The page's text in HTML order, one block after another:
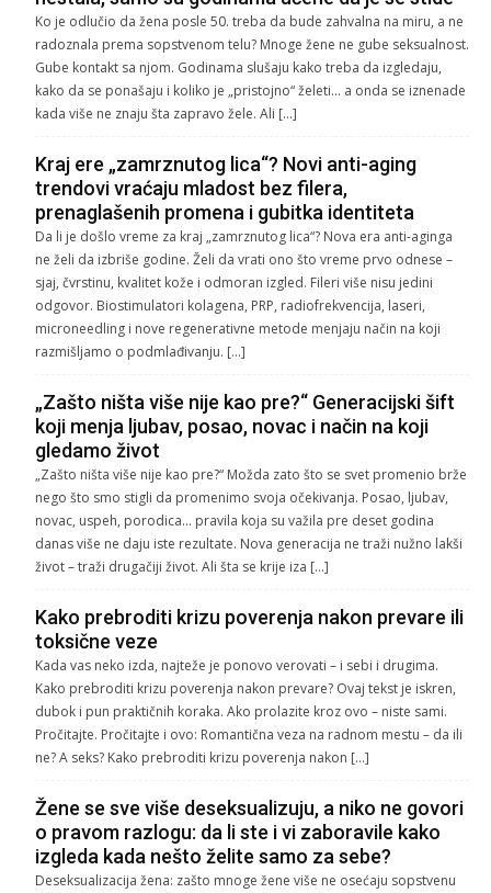
Ko je odlučio da žena posle 50. treba da bude zahvalna na miru, a ne
radoznala prema sopstvenom telu? Mnoge žene ne gube seksualnost.
Gube kontakt sa njom. Godinama slušaju kako treba da izgledaju,
kako da se ponašaju i koliko je „pristojno“ želeti… a onda se iznenade
kada više ne znaju šta zapravo žele. Ali […]
Kraj ere „zamrznutog lica“? Novi anti-aging
trendovi vraćaju mladost bez filera,
prenaglašenih promena i gubitka identiteta
Da li je došlo vreme za kraj „zamrznutog lica“? Nova era anti-aginga
ne želi da izbriše godine. Želi da vrati ono što vreme prvo odnese –
sjaj, čvrstinu, kvalitet kože i odmoran izgled. Fileri više nisu jedini
odgovor. Biostimulatori kolagena, PRP, radiofrekvencija, laseri,
microneedling i nove regenerativne metode menjaju način na koji
razmišljamo o podmlađivanju. […]
„Zašto ništa više nije kao pre?“ Generacijski šift
koji menja ljubav, posao, novac i način na koji
gledamo život
„Zašto ništa više nije kao pre?“ Možda zato što se svet promenio brže
nego što smo stigli da promenimo svoja očekivanja. Posao, ljubav,
novac, uspeh, porodica… pravila koja su važila pre deset godina
danas više ne daju iste rezultate. Nova generacija ne traži nužno lakši
život – traži drugačiji život. Ali šta se krije iza […]
Kako prebroditi krizu poverenja nakon prevare ili
toksične veze
Kada vas neko izda, najteže je ponovo verovati – i sebi i drugima.
Kako prebroditi krizu poverenja nakon prevare? Ovaj tekst je iskren,
dubok i pun praktičnih koraka. Ako prolazite kroz ovo – niste sami.
Pročitajte. Pročitajte i ovo: Romantična veza na radnom mestu – da ili
ne? A seks? Kako prebroditi krizu poverenja nakon […]
Žene se sve više deseksualizuju, a niko ne govori
o pravom razlogu: da li ste i vi zaboravile kako
izgleda kada nešto želite samo za sebe?
Deseksualizacija žena: zašto mnoge žene više ne osećaju sopstvenu